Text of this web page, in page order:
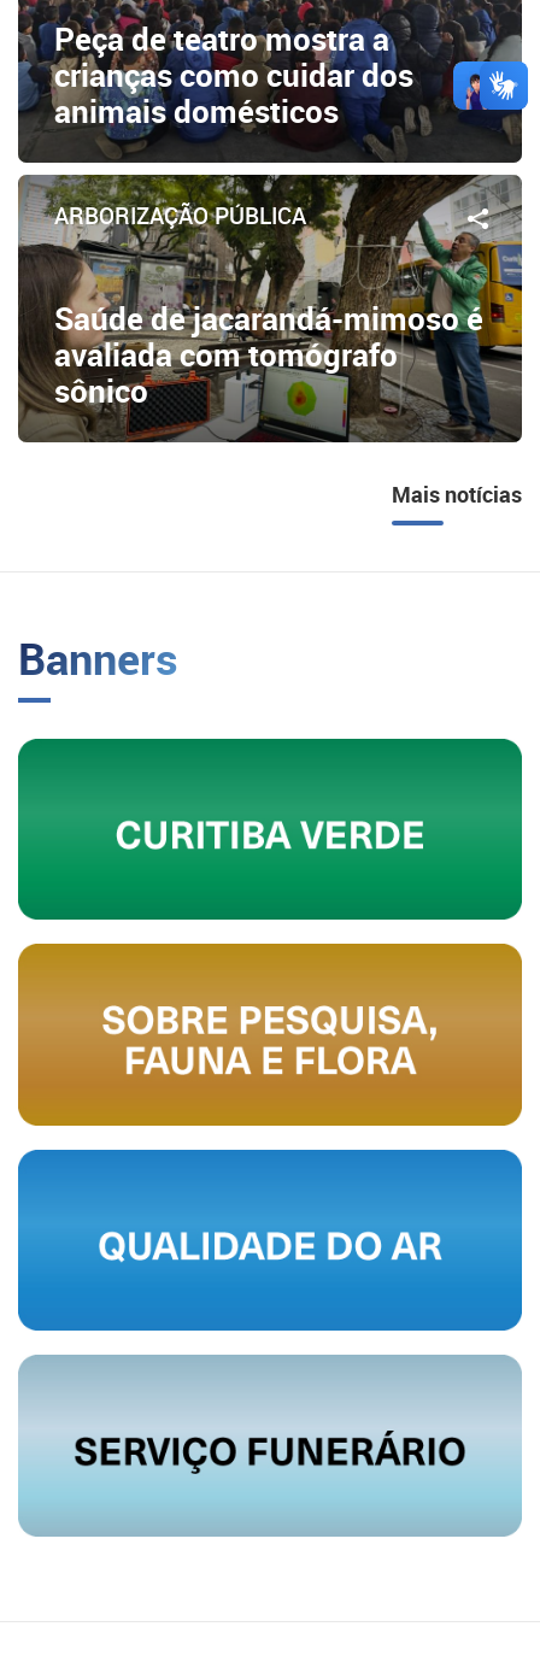
Peça de teatro mostra a
crianças como cuidar dos
animais domésticos
ARBORIZAÇÃO PÚBLICA
Saúde de jacarandá-mimoso é
avaliada com tomógrafo
sônico
Mais notícias
Banners